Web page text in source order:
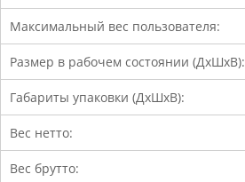
Максимальный вес пользователя:
Размер в рабочем состоянии (ДхШхВ):
Габариты упаковки (ДхШхВ):
Вес нетто:
Вес брутто: